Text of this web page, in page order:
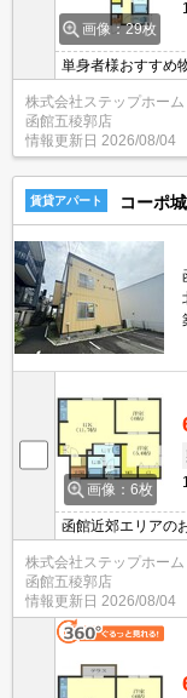
画像：29枚
単身者様おすすめ
料で使い放題♬灯
株式会社ステップホー
函館五稜郭店
情報更新日 2026/08/04
賃貸アパート コーポ城
画像：6枚
函館近郊エリアの
い お手入れのし
も快適に過ごすこ
株式会社ステップホー
函館五稜郭店
情報更新日 2026/08/04